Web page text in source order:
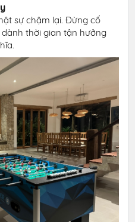
sự chậm lại. Đừng cố
thời gian tận hưởng